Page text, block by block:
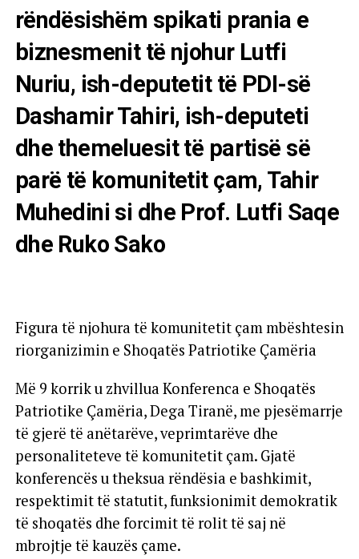
rëndësishëm spikati prania e
biznesmenit të njohur Lutfi
Nuriu, ish-deputetit të PDI-së
Dashamir Tahiri, ish-deputeti
dhe themeluesit të partisë së
parë të komunitetit çam, Tahir
Muhedini si dhe Prof. Lutfi Saqe
dhe Ruko Sako
Figura të njohura të komunitetit çam mbështesin
riorganizimin e Shoqatës Patriotike Çamëria
Më 9 korrik u zhvillua Konferenca e Shoqatës
Patriotike Çamëria, Dega Tiranë, me pjesëmarrje
të gjerë të anëtarëve, veprimtarëve dhe
personaliteteve të komunitetit çam. Gjatë
konferencës u theksua rëndësia e bashkimit,
respektimit të statutit, funksionimit demokratik
të shoqatës dhe forcimit të rolit të saj në
mbrojtje të kauzës çame.